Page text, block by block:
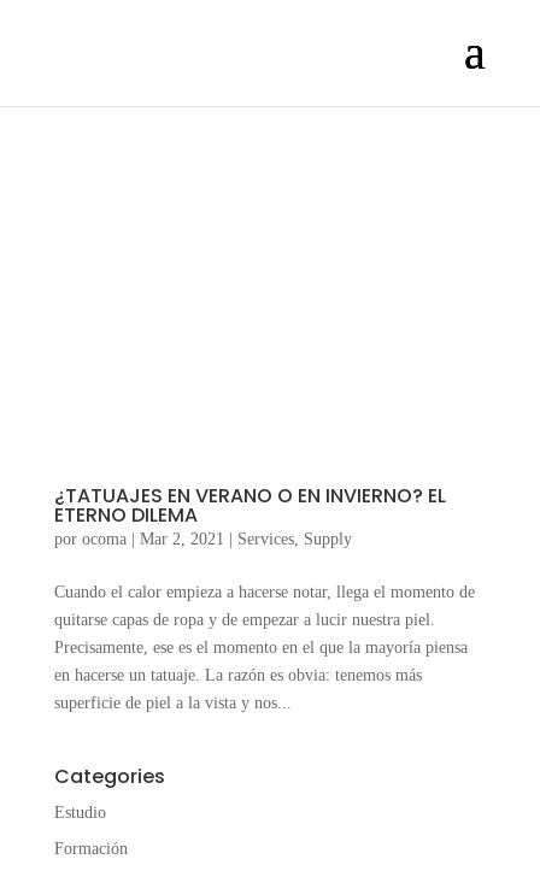
¿TATUAJES EN VERANO O EN INVIERNO? EL
ETERNO DILEMA
por ocoma| Mar 2, 2021 Services, Supply
Cuando el calor empieza a hacerse notar, llega el momento de
quitarse capas de ropa y de empezar a lucir nuestra piel.
Precisamente, ese es el momento en el que la mayoría piensa
en hacerse un tatuaje. La razón es obvia: tenemos más
superficie de piel a la vista y nos...
Categories
Estudio
Formación